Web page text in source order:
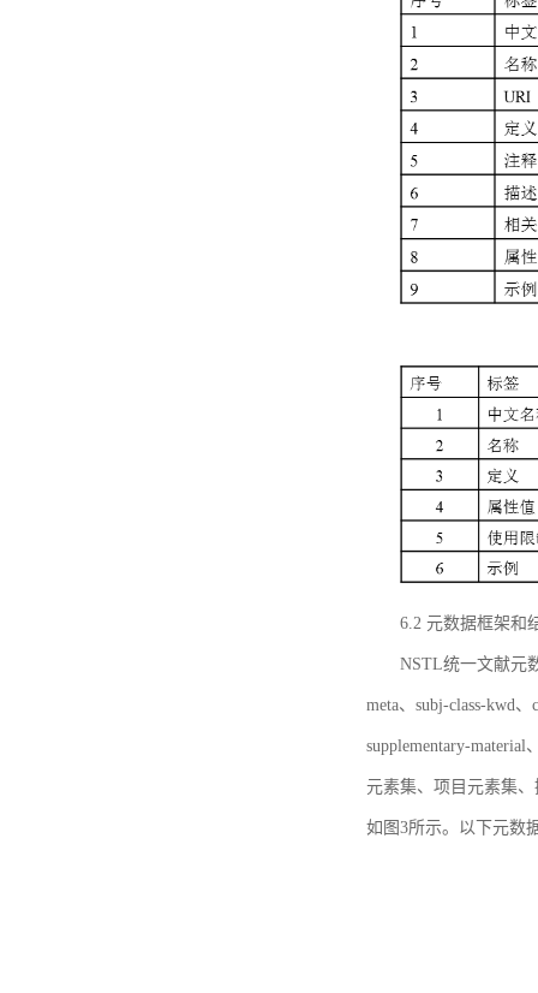
6.2 元数据框架和
NSTL统一文献元
meta、subj-class-kwd
supplementary-
元素集、项目元素集
如图3所示。以下元数